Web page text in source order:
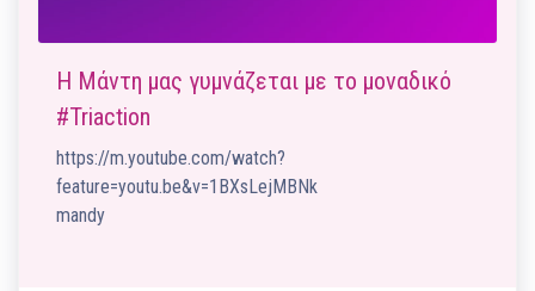
Η Μάντη μας γυμνάζεται με το μοναδικό
#Triaction
https://m.youtube.com/watch?
feature=youtu.be&v=1BXsLejMBNk
mandy